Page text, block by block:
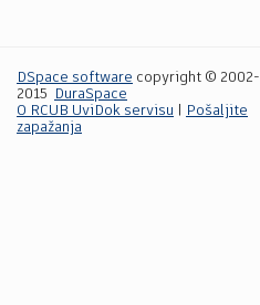
DSpace software copyright © 2002-
2015
DuraSpace
O RCUB UviDok servisu
Pošaljite
zapažanja